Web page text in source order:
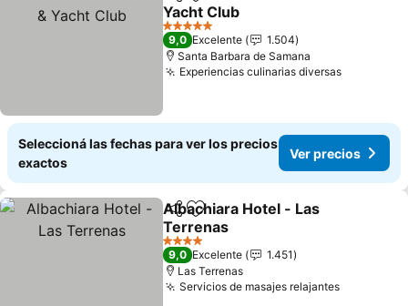
Yacht Club
5 Estrellas
9,0 Excelente
1.504
Santa Barbara de Samana
Experiencias culinarias diversas
Seleccioná las fechas para ver los precios
exactos
Ver precios
CompartirAñadir a favoritos
Albachiara Hotel - Las
Terrenas
4 Estrellas
9,0 Excelente
1.451
Las Terrenas
Servicios de masajes relajantes